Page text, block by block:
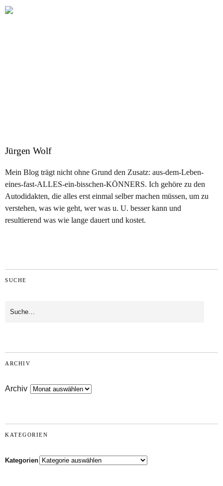
Jürgen Wolf
Mein Blog trägt nicht ohne Grund den Zusatz: aus-dem-Leben-
eines-fast-ALLES-ein-bisschen-KÖNNERS. Ich gehöre zu den
Autodidakten, die alles erst einmal selber machen müssen, um zu
verstehen, was wie geht, wer was u. U. besser kann und
resultierend was wie lange dauert und kostet.
SUCHE
ARCHIV
Archiv
KATEGORIEN
Kategorien